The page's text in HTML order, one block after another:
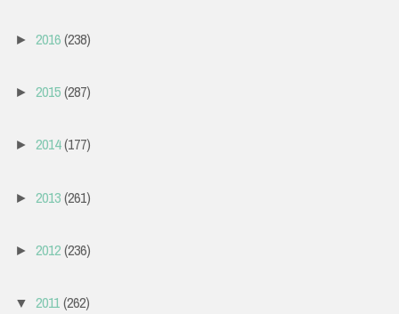
► 2016(238)
► 2015(287)
► 2014(177)
► 2013(261)
► 2012(236)
▼ 2011(262)